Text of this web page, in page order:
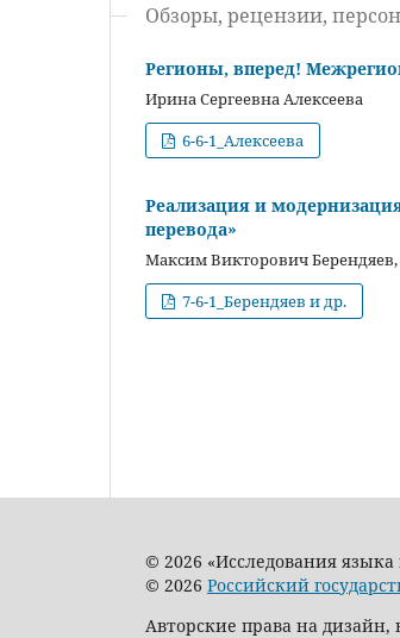
Обзоры, рецензии,
Регионы, вперед!
Ирина Сергеевна Алексеева
6-6-1_Алексеева
Реализация и
перевода»
Максим Викторович
7-6-1_Берендяев и др.
© 2026 «Исследования
© 2026 Российский
Авторские права на дизайн,